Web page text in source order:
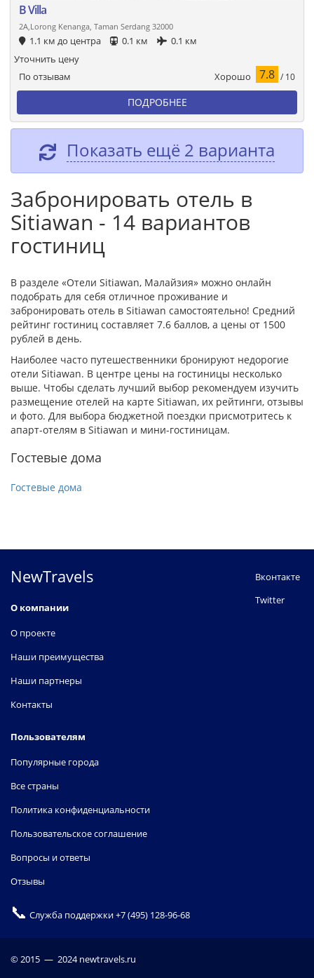
B Villa
2A,Lorong Kenanga, Taman Serdang 32000
1.1 км до центра 0.1 км 0.1 км
По отзывам Хорошо 7.8 / 10
Уточнить цену
ПОДРОБНЕЕ
Показать ещё 2 варианта
Забронировать отель в
Sitiawan - 14 вариантов
гостиниц
В разделе «Отели Sitiawan, Малайзия» можно онлайн
подобрать для себя отличное проживание и
забронировать отель в Sitiawan самостоятельно! Средний
рейтинг гостиниц составляет 7.6 баллов, а цены от 1500
рублей в день.
Наиболее часто путешественники бронируют недорогие
отели Sitiawan. В центре цены на гостиницы несколько
выше. Чтобы сделать лучший выбор рекомендуем изучить
размещение отелей на карте Sitiawan, их рейтинги, отзывы
и фото. Для выбора бюджетной поездки присмотритесь к
апарт-отелям в Sitiawan и мини-гостиницам.
Гостевые дома
Гостевые дома
NewTravels
О компании
О проекте
Наши преимущества
Наши партнеры
Контакты
Пользователям
Популярные города
Все страны
Политика конфиденциальности
Пользовательское соглашение
Вопросы и ответы
Отзывы
Вконтакте
Twitter
📞 Служба поддержки+7 (495) 128-96-68
© 2015 — 2024 newtravels.ru